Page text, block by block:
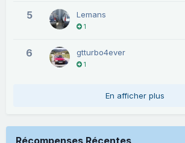
5 Lemans
1
6 gtturbo4ever
1
En afficher plus
Récompenses Récentes